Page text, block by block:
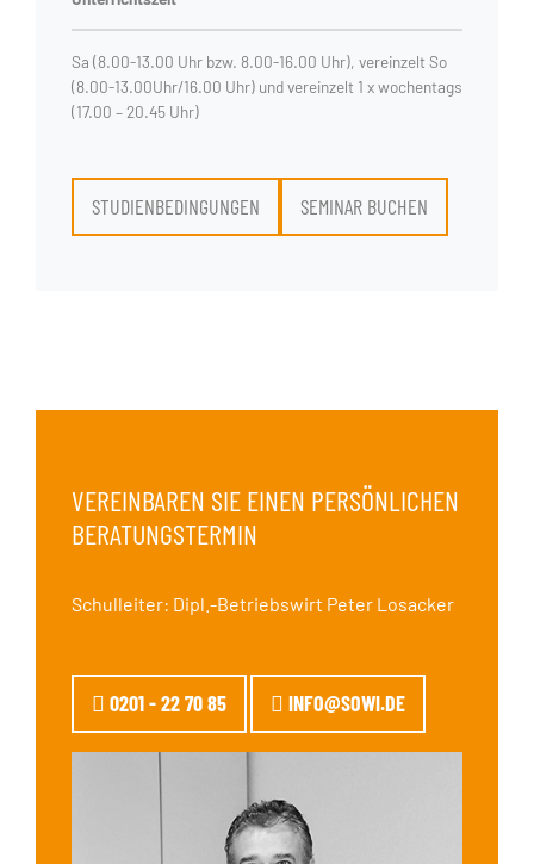
Sa (8.00-13.00 Uhr bzw. 8.00-16.00 Uhr), vereinzelt So
(8.00-13.00Uhr/16.00 Uhr) und vereinzelt 1 x wochentags
(17.00 – 20.45 Uhr)
STUDIENBEDINGUNGEN SEMINAR BUCHEN
VEREINBAREN SIE EINEN PERSÖNLICHEN
BERATUNGSTERMIN
Schulleiter: Dipl.-Betriebswirt Peter Losacker
0201 - 22 70 85 INFO@SOWI.DE